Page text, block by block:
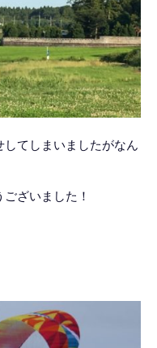
てしまいましたがなん
ざいました！